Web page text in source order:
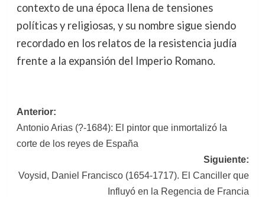
contexto de una época llena de tensiones
políticas y religiosas, y su nombre sigue siendo
recordado en los relatos de la resistencia judía
frente a la expansión del Imperio Romano.
Navegación
de
entradas
Anterior:
Antonio Arias (?-1684): El pintor que inmortalizó la
corte de los reyes de España
Siguiente:
Voysid, Daniel Francisco (1654-1717). El Canciller que
Influyó en la Regencia de Francia